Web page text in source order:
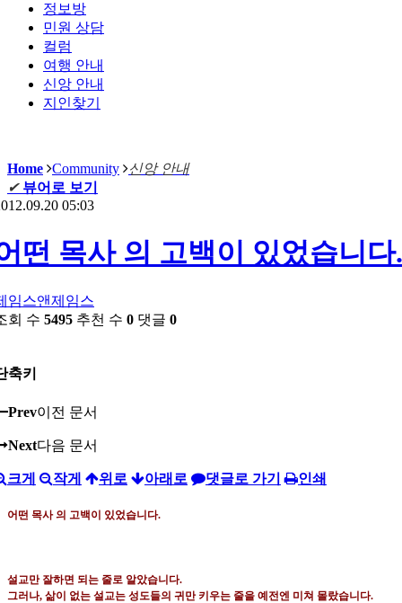
정보방
민원 상담
컬럼
여행 안내
신앙 안내
지인찾기
Home Community
신앙 안내
✔ 뷰어로 보기
05:03
떤 목사 의 고백이 있었습니다.
임스앤제임스
회 수 5495 추천 수 0 댓글 0
축키
Prev이전 문서
Next다음 문서
크게 작게 위로 아래로 댓글로 가기 인쇄
어떤 목사 의 고백이 있었습니다.
설교만 잘하면 되는 줄로 알았습니다.
그러나, 삶이 없는 설교는 성도들의 귀만 키우는 줄을 예전엔 미쳐 몰랐습니다.